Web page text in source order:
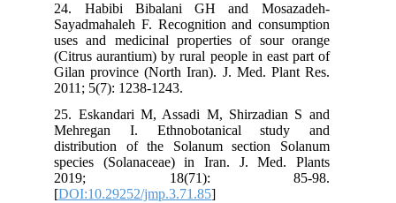
24. Habibi Bibalani GH and Mosazadeh-
Sayadmahaleh F. Recognition and consumption
uses and medicinal properties of sour orange
(Citrus aurantium) by rural people in east part of
Gilan province (North Iran). J. Med. Plant Res.
2011; 5(7): 1238-1243.
25. Eskandari M, Assadi M, Shirzadian S and
Mehregan I. Ethnobotanical study and
distribution of the Solanum section Solanum
species (Solanaceae) in Iran. J. Med. Plants
2019; 18(71): 85-98.
[DOI:10.29252/jmp.3.71.85